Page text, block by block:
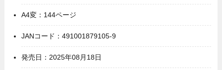
A4変：144ページ
JANコード：491001879105-9
発売日：2025年08月18日